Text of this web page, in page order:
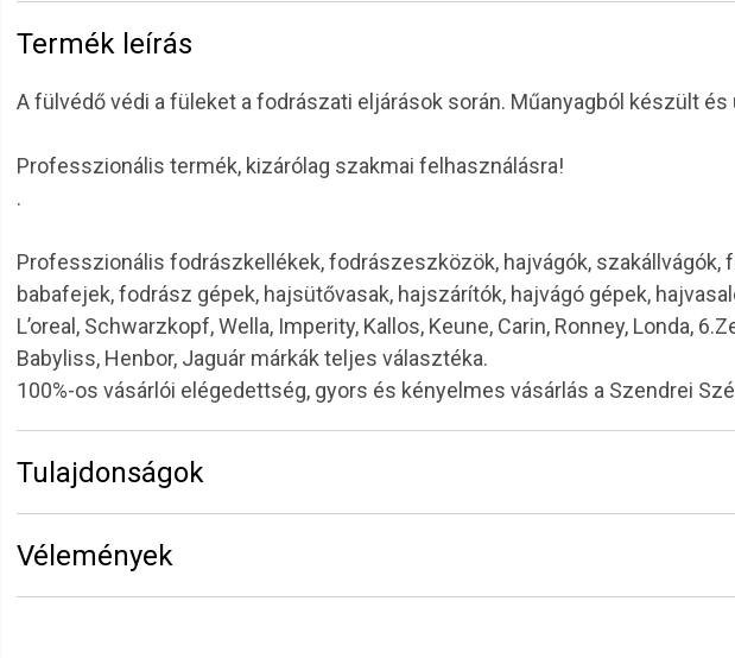
Termék leírás
A fülvédő védi a füleket a fodrászati eljárások során. Műanyagból készült
Professzionális termék, kizárólag szakmai felhasználásra!
.
Professzionális fodrászkellékek, fodrászeszközök, hajvágók,
babafejek, fodrász gépek, hajsütővasak, hajszárítók, hajvágó gépek,
L’oreal, Schwarzkopf, Wella, Imperity, Kallos, Keune, Carin, Ronney, Londa,
Babyliss, Henbor, Jaguár márkák teljes választéka.
100%-os vásárlói elégedettség, gyors és kényelmes vásárlás a Szendrei
Tulajdonságok
Vélemények